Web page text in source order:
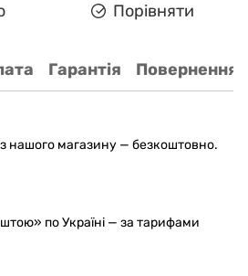
Порівняти
Гарантія Повернення
нашого магазину — безкоштовно.
по Україні — за тарифами